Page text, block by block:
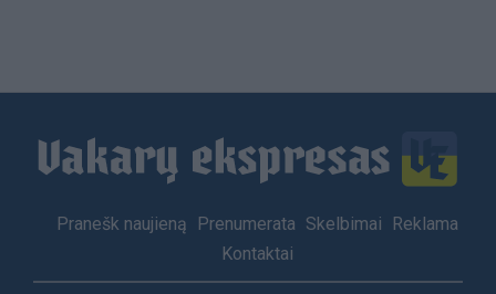
Footer
Pranešk naujieną Prenumerata Skelbimai
Reklama
Kontaktai